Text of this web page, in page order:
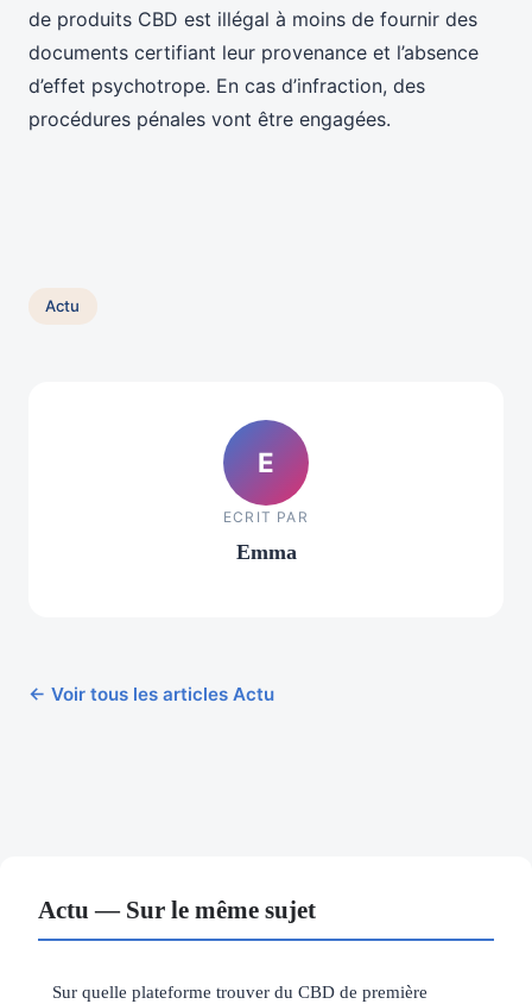
de produits CBD est illégal à moins de fournir des
documents certifiant leur provenance et l’absence
d’effet psychotrope. En cas d’infraction, des
procédures pénales vont être engagées.
Actu
E
ECRIT PAR
Emma
← Voir tous les articles Actu
Actu — Sur le même sujet
Sur quelle plateforme trouver du CBD de première